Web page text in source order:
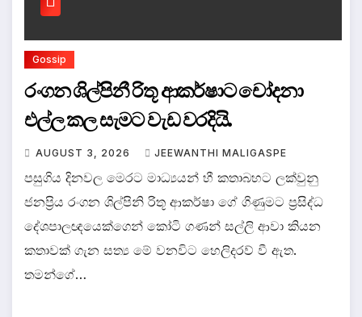
Gossip
රංගන ශිල්පිනී රිතූ ආකර්ෂාට චෝදනා
එල්ල කල සැමට වැඩ වරදියි.
AUGUST 3, 2026 JEEWANTHI MALIGASPE
පසුගිය දිනවල මෙරට මාධ්‍යයන් හී කතාබහට ලක්වුනු
ජනප්‍රිය රංගන ශිල්පිනි රිතූ ආකර්ෂා ගේ ගිණුමට ප්‍රසිද්ධ
දේශපාලඥයෙක්ගෙන් කෝටි ගණන් සල්ලි ආවා කියන
කතාවක් ගැන සත්‍ය මේ වනවිට හෙලිදරව් වී ඇත.
තමන්ගේ…